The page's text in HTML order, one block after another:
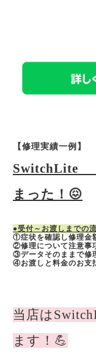
【修理実績一例】
SwitchLite
まった！😖
●受付～お渡しまでの
①症状を確認し修理金
②修理について注意事
③データそのままで修
④お渡しと料金のお支
当店は
ます！💪